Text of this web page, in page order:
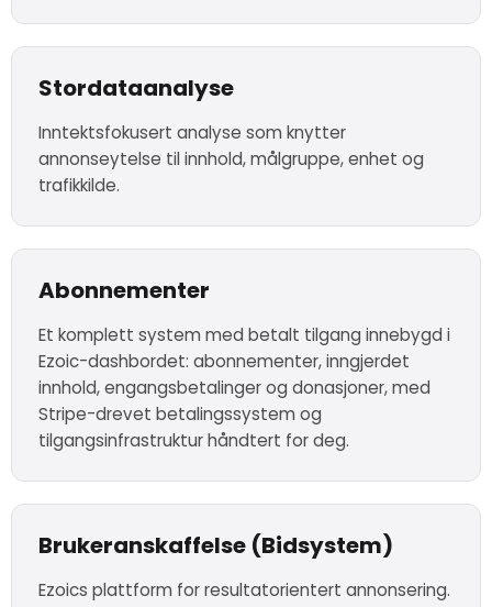
Stordataanalyse
Inntektsfokusert analyse som knytter
annonseytelse til innhold, målgruppe, enhet og
trafikkilde.
Abonnementer
Et komplett system med betalt tilgang innebygd i
Ezoic-dashbordet: abonnementer, inngjerdet
innhold, engangsbetalinger og donasjoner, med
Stripe-drevet betalingssystem og
tilgangsinfrastruktur håndtert for deg.
Brukeranskaffelse (Bidsystem)
Ezoics plattform for resultatorientert annonsering.